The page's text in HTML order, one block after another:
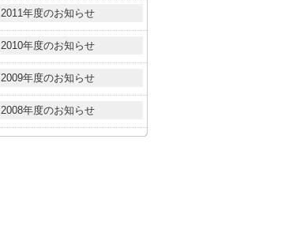
2011年度のお知らせ
2010年度のお知らせ
2009年度のお知らせ
2008年度のお知らせ